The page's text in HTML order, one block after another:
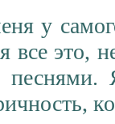
у
все это,